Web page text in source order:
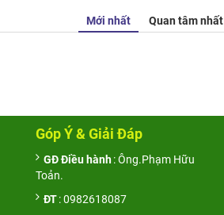
Mới nhất Quan tâm nhất
Góp Ý & Giải Đáp
GĐ Điều hành : Ông.Phạm Hữu
Toản.
ĐT : 0982618087